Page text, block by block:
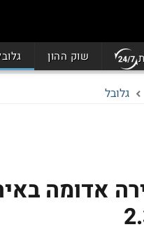
שוק ההון
גלובל
אדומה